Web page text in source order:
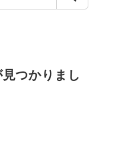
つかりまし